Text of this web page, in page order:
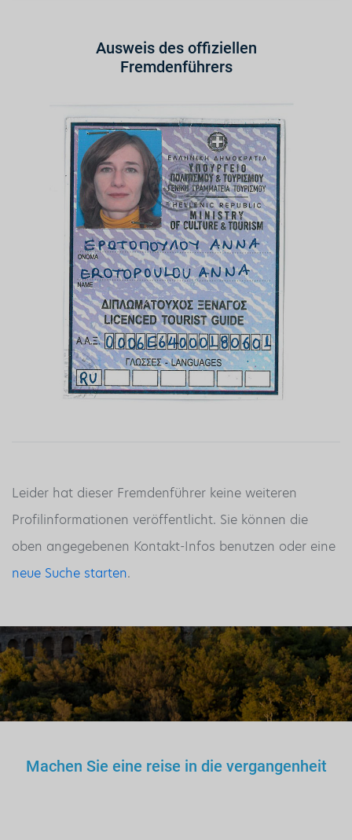
Ausweis des offiziellen
Fremdenführers
Leider hat dieser Fremdenführer keine weiteren
Profilinformationen veröffentlicht. Sie können die
oben angegebenen Kontakt-Infos benutzen oder eine
neue Suche starten.
Machen Sie eine reise in die vergangenheit